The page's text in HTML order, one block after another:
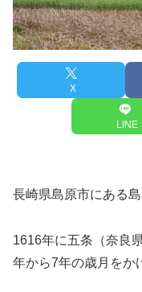
X
LINE
長崎県島原市にある島
1616年に五条（奈良
年から7年の歳月をか